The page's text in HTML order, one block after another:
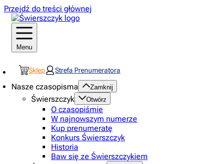
Przejdź do treści głównej
Menu
Sklep Strefa Prenumeratora
Nasze czasopisma Zamknij
Świerszczyk Otwórz
O czasopiśmie
W najnowszym numerze
Kup prenumeratę
Konkurs Świerszczyk
Historia
Baw się ze Świerszczykiem